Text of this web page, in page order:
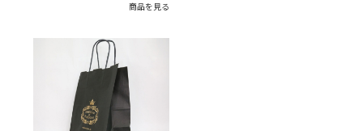
商品を見る